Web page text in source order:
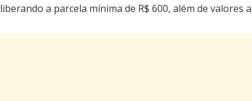
liberando a parcela mínima de R$ 600, além de